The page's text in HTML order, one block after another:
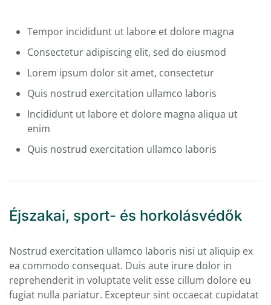
Tempor incididunt ut labore et dolore magna
Consectetur adipiscing elit, sed do eiusmod
Lorem ipsum dolor sit amet, consectetur
Quis nostrud exercitation ullamco laboris
Incididunt ut labore et dolore magna aliqua ut
enim
Quis nostrud exercitation ullamco laboris
Éjszakai, sport- és horkolásvédők
Nostrud exercitation ullamco laboris nisi ut aliquip ex
ea commodo consequat. Duis aute irure dolor in
reprehenderit in voluptate velit esse cillum dolore eu
fugiat nulla pariatur. Excepteur sint occaecat cupidatat